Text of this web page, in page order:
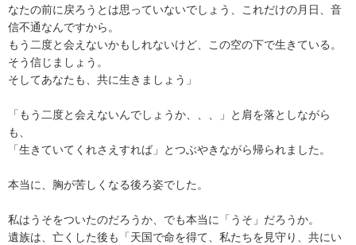
なたの前に戻ろうとは思っていないでしょう、これだけの月日、音
信不通なんですから。
もう二度と会えないかもしれないけど、この空の下で生きている。
そう信じましょう。
そしてあなたも、共に生きましょう」
「もう二度と会えないんでしょうか、、、」と肩を落としながら
も、
「生きていてくれさえすれば」とつぶやきながら帰られました。
本当に、胸が苦しくなる後ろ姿でした。
私はうそをついたのだろうか、でも本当に「うそ」だろうか。
遺族は、亡くした後も「天国で命を得て、私たちを見守り、共にい